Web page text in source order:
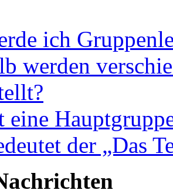
ich
werden
eine
der „Das